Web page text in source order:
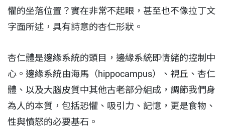
懼的坐落位置？實在非常不起眼，甚至也不像拉丁文
字面所述，具有詩意的杏仁形狀。
杏仁體是邊緣系統的頭目，邊緣系統即情緒的控制中
心。邊緣系統由海馬（hippocampus）、視丘、杏仁
體、以及大腦皮質中其他古老部分組成，調節我們身
為人的本質，包括恐懼、吸引力、記憶，更是食物、
性與憤怒的必要基石。